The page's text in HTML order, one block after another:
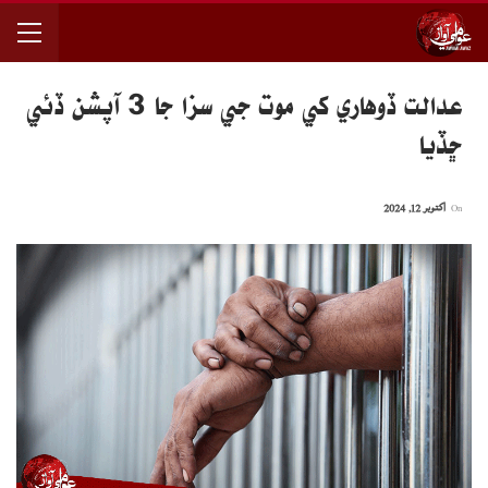
عدالت ڏوهاري کي موت جي سزا جا 3 آپشن ڏئي
ڇڏيا
اکتوبر 12, 2024